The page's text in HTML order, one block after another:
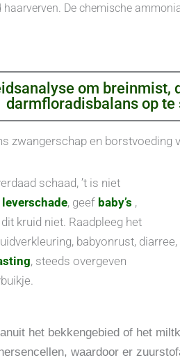
De chemische
om breinmist,
darmfloradisbalans op te
zwangerschap en borstvoeding
schaad, ’t is niet
leverschade, geef baby’s ,
kruid niet. Raadpleeg het
babyonrust, diarree,
, steeds overgeven
het bekkengebied of het
waardoor er